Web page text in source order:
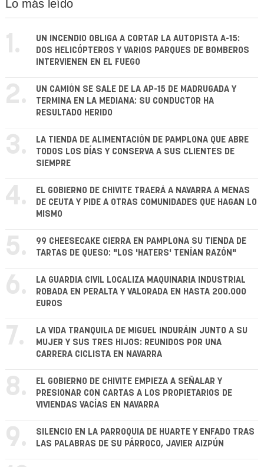
Lo más leído
1.
UN INCENDIO OBLIGA A CORTAR LA AUTOPISTA A-15:
DOS HELICÓPTEROS Y VARIOS PARQUES DE BOMBEROS
INTERVIENEN EN EL FUEGO
2.
UN CAMIÓN SE SALE DE LA AP-15 DE MADRUGADA Y
TERMINA EN LA MEDIANA: SU CONDUCTOR HA
RESULTADO HERIDO
3.
LA TIENDA DE ALIMENTACIÓN DE PAMPLONA QUE ABRE
TODOS LOS DÍAS Y CONSERVA A SUS CLIENTES DE
SIEMPRE
4.
EL GOBIERNO DE CHIVITE TRAERÁ A NAVARRA A MENAS
DE CEUTA Y PIDE A OTRAS COMUNIDADES QUE HAGAN LO
MISMO
5.
99 CHEESECAKE CIERRA EN PAMPLONA SU TIENDA DE
TARTAS DE QUESO: "LOS 'HATERS' TENÍAN RAZÓN"
6.
LA GUARDIA CIVIL LOCALIZA MAQUINARIA INDUSTRIAL
ROBADA EN PERALTA Y VALORADA EN HASTA 200.000
EUROS
7.
LA VIDA TRANQUILA DE MIGUEL INDURÁIN JUNTO A SU
MUJER Y SUS TRES HIJOS: REUNIDOS POR UNA
CARRERA CICLISTA EN NAVARRA
8.
EL GOBIERNO DE CHIVITE EMPIEZA A SEÑALAR Y
PRESIONAR CON CARTAS A LOS PROPIETARIOS DE
VIVIENDAS VACÍAS EN NAVARRA
9.
SILENCIO EN LA PARROQUIA DE HUARTE Y ENFADO TRAS
LAS PALABRAS DE SU PÁRROCO, JAVIER AIZPÚN